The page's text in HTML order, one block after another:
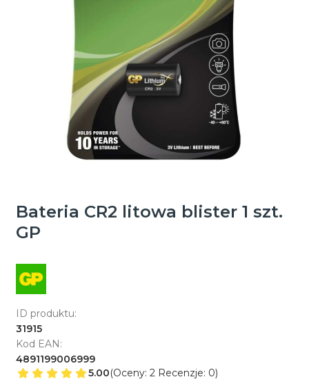
Bateria CR2 litowa blister 1 szt.
GP
ID produktu:
31915
Kod EAN:
4891199006999
5.00(Oceny: 2 Recenzje: 0)